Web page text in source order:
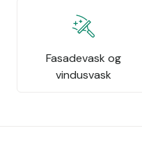
Fasadevask og
vindusvask